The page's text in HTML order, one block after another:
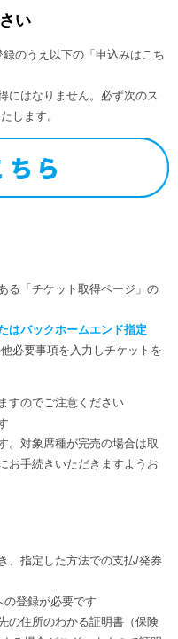
い
のうえ以下の「申込みはこち
にはなりません。必ず次のス
します。
る「チケット取得ページ」の
はバックホームエンド指定
必要事項を入力しチケットを
すのでご注意ください
。対象席種が完売の場合は取
お手続きいただきますようお
、指定した方法での支払/発券
登録が必要です
の住所のわかる証明書（保険